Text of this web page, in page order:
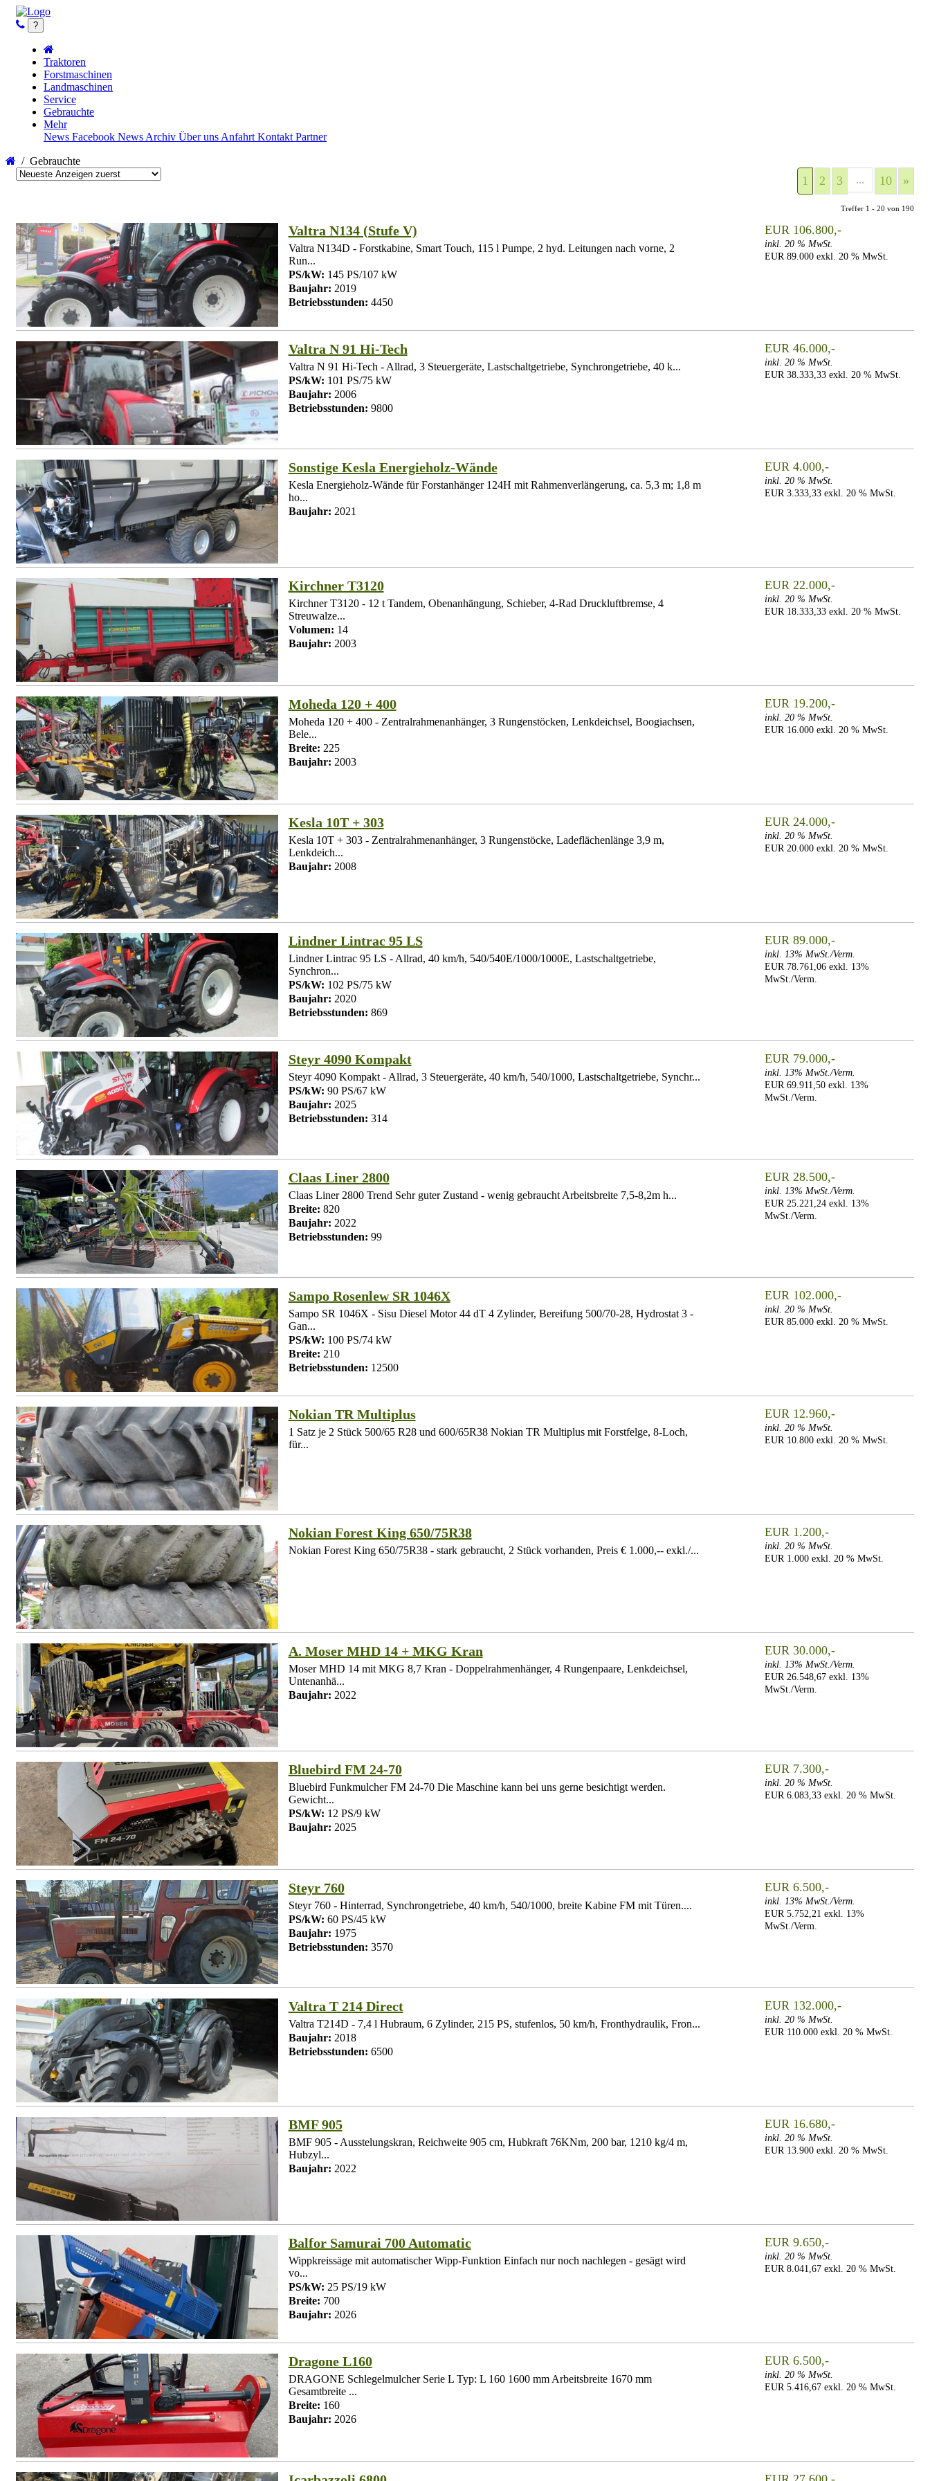
?
Traktoren
Forstmaschinen
Landmaschinen
Service
Gebrauchte
Mehr
News Facebook News Archiv Über uns Anfahrt Kontakt Partner
/ Gebrauchte
1 2 3 ... 10 »
Treffer 1 - 20 von 190
Valtra N134 (Stufe V)
Valtra N134D - Forstkabine, Smart Touch, 115 l Pumpe, 2 hyd. Leitungen nach vorne, 2
Run...
PS/kW: 145 PS/107 kW
Baujahr: 2019
Betriebsstunden: 4450
EUR 106.800,-
inkl. 20 % MwSt.
EUR 89.000 exkl. 20 % MwSt.
Valtra N 91 Hi-Tech
Valtra N 91 Hi-Tech - Allrad, 3 Steuergeräte, Lastschaltgetriebe, Synchrongetriebe, 40 k...
PS/kW: 101 PS/75 kW
Baujahr: 2006
Betriebsstunden: 9800
EUR 46.000,-
inkl. 20 % MwSt.
EUR 38.333,33 exkl. 20 % MwSt.
Sonstige Kesla Energieholz-Wände
Kesla Energieholz-Wände für Forstanhänger 124H mit Rahmenverlängerung, ca. 5,3 m; 1,8 m
ho...
Baujahr: 2021
EUR 4.000,-
inkl. 20 % MwSt.
EUR 3.333,33 exkl. 20 % MwSt.
Kirchner T3120
Kirchner T3120 - 12 t Tandem, Obenanhängung, Schieber, 4-Rad Druckluftbremse, 4
Streuwalze...
Volumen: 14
Baujahr: 2003
EUR 22.000,-
inkl. 20 % MwSt.
EUR 18.333,33 exkl. 20 % MwSt.
Moheda 120 + 400
Moheda 120 + 400 - Zentralrahmenanhänger, 3 Rungenstöcken, Lenkdeichsel, Boogiachsen,
Bele...
Breite: 225
Baujahr: 2003
EUR 19.200,-
inkl. 20 % MwSt.
EUR 16.000 exkl. 20 % MwSt.
Kesla 10T + 303
Kesla 10T + 303 - Zentralrahmenanhänger, 3 Rungenstöcke, Ladeflächenlänge 3,9 m,
Lenkdeich...
Baujahr: 2008
EUR 24.000,-
inkl. 20 % MwSt.
EUR 20.000 exkl. 20 % MwSt.
Lindner Lintrac 95 LS
Lindner Lintrac 95 LS - Allrad, 40 km/h, 540/540E/1000/1000E, Lastschaltgetriebe,
Synchron...
PS/kW: 102 PS/75 kW
Baujahr: 2020
Betriebsstunden: 869
EUR 89.000,-
inkl. 13% MwSt./Verm.
EUR 78.761,06 exkl. 13%
MwSt./Verm.
Steyr 4090 Kompakt
Steyr 4090 Kompakt - Allrad, 3 Steuergeräte, 40 km/h, 540/1000, Lastschaltgetriebe, Synchr...
PS/kW: 90 PS/67 kW
Baujahr: 2025
Betriebsstunden: 314
EUR 79.000,-
inkl. 13% MwSt./Verm.
EUR 69.911,50 exkl. 13%
MwSt./Verm.
Claas Liner 2800
Claas Liner 2800 Trend Sehr guter Zustand - wenig gebraucht Arbeitsbreite 7,5-8,2m h...
Breite: 820
Baujahr: 2022
Betriebsstunden: 99
EUR 28.500,-
inkl. 13% MwSt./Verm.
EUR 25.221,24 exkl. 13%
MwSt./Verm.
Sampo Rosenlew SR 1046X
Sampo SR 1046X - Sisu Diesel Motor 44 dT 4 Zylinder, Bereifung 500/70-28, Hydrostat 3 -
Gan...
PS/kW: 100 PS/74 kW
Breite: 210
Betriebsstunden: 12500
EUR 102.000,-
inkl. 20 % MwSt.
EUR 85.000 exkl. 20 % MwSt.
Nokian TR Multiplus
1 Satz je 2 Stück 500/65 R28 und 600/65R38 Nokian TR Multiplus mit Forstfelge, 8-Loch,
für...
EUR 12.960,-
inkl. 20 % MwSt.
EUR 10.800 exkl. 20 % MwSt.
Nokian Forest King 650/75R38
Nokian Forest King 650/75R38 - stark gebraucht, 2 Stück vorhanden, Preis € 1.000,-- exkl./...
EUR 1.200,-
inkl. 20 % MwSt.
EUR 1.000 exkl. 20 % MwSt.
A. Moser MHD 14 + MKG Kran
Moser MHD 14 mit MKG 8,7 Kran - Doppelrahmenhänger, 4 Rungenpaare, Lenkdeichsel,
Untenanhä...
Baujahr: 2022
EUR 30.000,-
inkl. 13% MwSt./Verm.
EUR 26.548,67 exkl. 13%
MwSt./Verm.
Bluebird FM 24-70
Bluebird Funkmulcher FM 24-70 Die Maschine kann bei uns gerne besichtigt werden.
Gewicht...
PS/kW: 12 PS/9 kW
Baujahr: 2025
EUR 7.300,-
inkl. 20 % MwSt.
EUR 6.083,33 exkl. 20 % MwSt.
Steyr 760
Steyr 760 - Hinterrad, Synchrongetriebe, 40 km/h, 540/1000, breite Kabine FM mit Türen....
PS/kW: 60 PS/45 kW
Baujahr: 1975
Betriebsstunden: 3570
EUR 6.500,-
inkl. 13% MwSt./Verm.
EUR 5.752,21 exkl. 13%
MwSt./Verm.
Valtra T 214 Direct
Valtra T214D - 7,4 l Hubraum, 6 Zylinder, 215 PS, stufenlos, 50 km/h, Fronthydraulik, Fron...
Baujahr: 2018
Betriebsstunden: 6500
EUR 132.000,-
inkl. 20 % MwSt.
EUR 110.000 exkl. 20 % MwSt.
BMF 905
BMF 905 - Ausstelungskran, Reichweite 905 cm, Hubkraft 76KNm, 200 bar, 1210 kg/4 m,
Hubzyl...
Baujahr: 2022
EUR 16.680,-
inkl. 20 % MwSt.
EUR 13.900 exkl. 20 % MwSt.
Balfor Samurai 700 Automatic
Wippkreissäge mit automatischer Wipp-Funktion Einfach nur noch nachlegen - gesägt wird
vo...
PS/kW: 25 PS/19 kW
Breite: 700
Baujahr: 2026
EUR 9.650,-
inkl. 20 % MwSt.
EUR 8.041,67 exkl. 20 % MwSt.
Dragone L160
DRAGONE Schlegelmulcher Serie L Typ: L 160 1600 mm Arbeitsbreite 1670 mm
Gesamtbreite ...
Breite: 160
Baujahr: 2026
EUR 6.500,-
inkl. 20 % MwSt.
EUR 5.416,67 exkl. 20 % MwSt.